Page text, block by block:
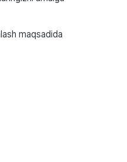
maqsadida